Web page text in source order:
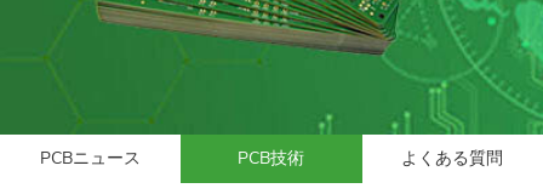
PCBニュース PCB技術 よくある質問